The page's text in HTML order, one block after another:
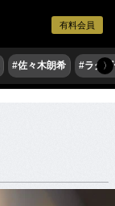
有料会員
#佐々木朗希 #ラグ〉